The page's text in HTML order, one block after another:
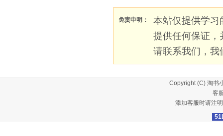
免责申明：
本站仅提供学习
提供任何保证，
请联系我们，我
Copyright (C) 淘书
客
添加客服时请注